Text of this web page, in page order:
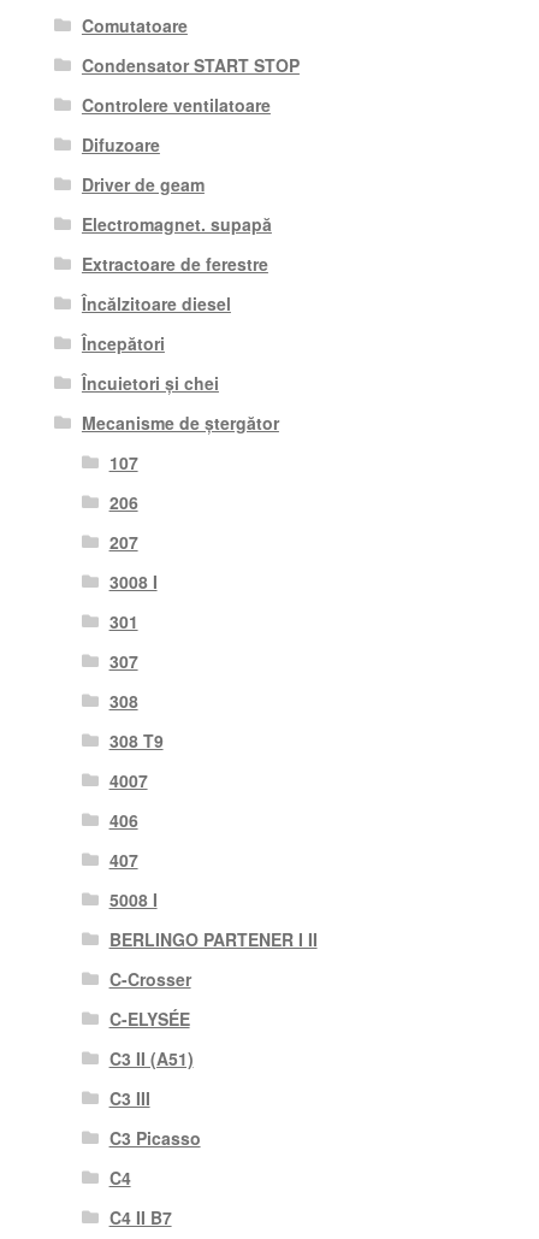
Comutatoare
Condensator START STOP
Controlere ventilatoare
Difuzoare
Driver de geam
Electromagnet. supapă
Extractoare de ferestre
Încălzitoare diesel
Începători
Încuietori și chei
Mecanisme de ștergător
107
206
207
3008 I
301
307
308
308 T9
4007
406
407
5008 I
BERLINGO PARTENER I II
C-Crosser
C-ELYSÉE
C3 II (A51)
C3 III
C3 Picasso
C4
C4 II B7